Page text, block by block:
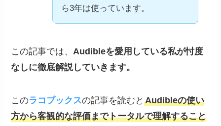
ら3年は使っています。
この記事では、 Audibleを愛用している私が忖度
なしに徹底解説していきます。
このラコブックスの記事を読むとAudibleの使い
方から客観的な評価までトータルで理解すること